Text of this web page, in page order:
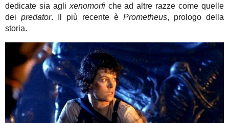
dedicate sia aglixenomorfiche ad altre razze come quelle
dei predator. Il più recente è Prometheus, prologo della
storia.